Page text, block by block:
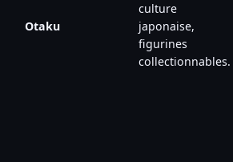
Otaku
culture
japonaise,
figurines
collectionnables.